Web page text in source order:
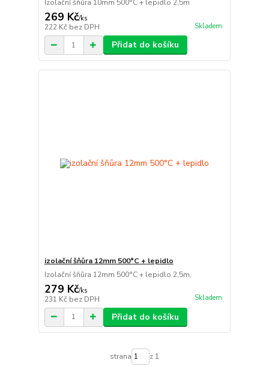
Izolační šňůra 10mm 500°C + lepidlo 2,5m
269 Kč/ks
222 Kč bez DPH Skladem
Přidat do košíku
izolační šňůra 12mm 500°C + lepidlo
Izolační šňůra 12mm 500°C + lepidlo 2,5m,
279 Kč/ks
231 Kč bez DPH Skladem
Přidat do košíku
strana z 1